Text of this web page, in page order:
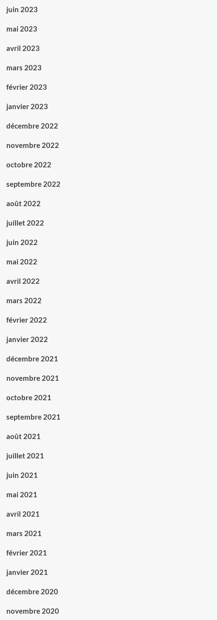
juin 2023
mai 2023
avril 2023
mars 2023
février 2023
janvier 2023
décembre 2022
novembre 2022
octobre 2022
septembre 2022
août 2022
juillet 2022
juin 2022
mai 2022
avril 2022
mars 2022
février 2022
janvier 2022
décembre 2021
novembre 2021
octobre 2021
septembre 2021
août 2021
juillet 2021
juin 2021
mai 2021
avril 2021
mars 2021
février 2021
janvier 2021
décembre 2020
novembre 2020